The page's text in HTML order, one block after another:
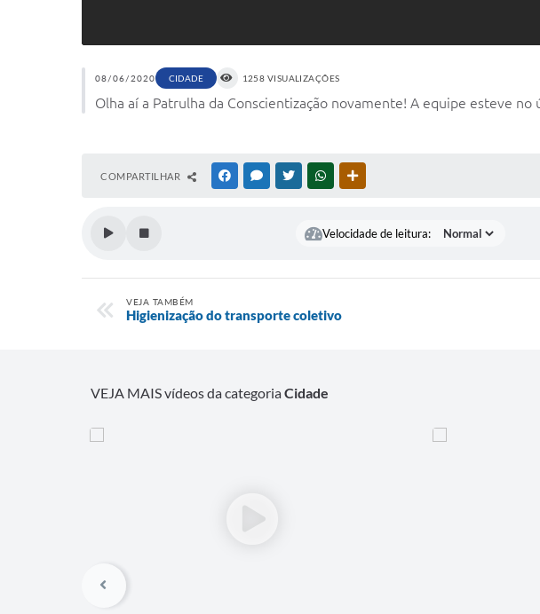
08/06/2020 CIDADE 1258 VISUALIZAÇÕES
Olha aí a Patrulha da Conscientização novamente! A equipe esteve
COMPARTILHAR FACEBOOKMESSENGER
TWITTERWHATSAPP
Velocidade de leitura:
VEJA TAMBÉM
Higienização do transporte coletivo
VEJA MAIS vídeos da categoriaCidade